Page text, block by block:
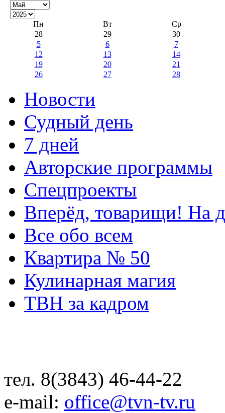
Пн Вт
Ср
28
29
30
5
6
7
12
13
14
19
20
21
26
27 28
Новости
Судный день
7 дней
Авторские программы
Спецпроекты
Вперёд, товарищи! На
Все обо всем
Квартира № 50
Кулинарная магия
ТВН за кадром
тел. 8(3843) 46-44-22
e-mail: office@tvn-tv.ru